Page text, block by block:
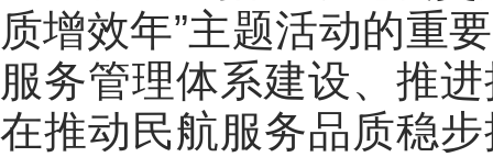
质增效年”主题活动的重
服务管理体系建设、推
在推动民航服务品质稳